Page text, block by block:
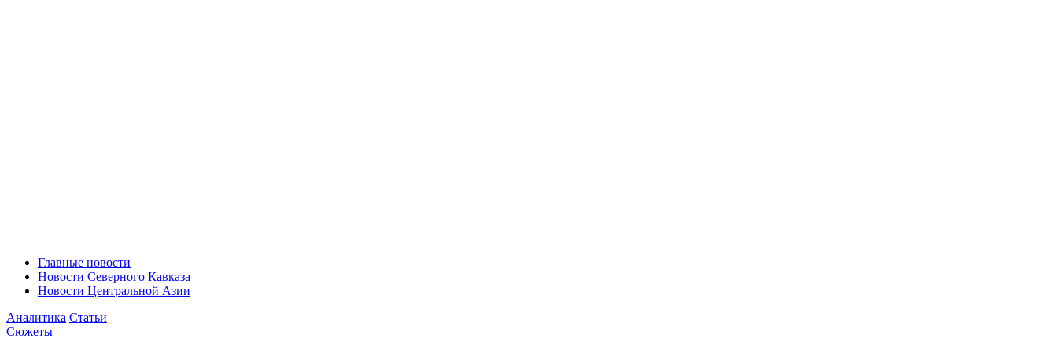
Главные новости
Новости Северного Кавказа
Новости Центральной Азии
Аналитика Статьи
Сюжеты